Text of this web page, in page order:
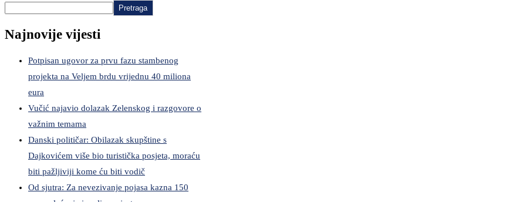
Pretraga
Najnovije vijesti
Potpisan ugovor za prvu fazu stambenog
projekta na Veljem brdu vrijednu 40 miliona
eura
Vučić najavio dolazak Zelenskog i razgovore o
važnim temama
Danski političar: Obilazak skupštine s
Dajkovićem više bio turistička posjeta, moraću
biti pažljiviji kome ću biti vodič
Od sjutra: Za nevezivanje pojasa kazna 150